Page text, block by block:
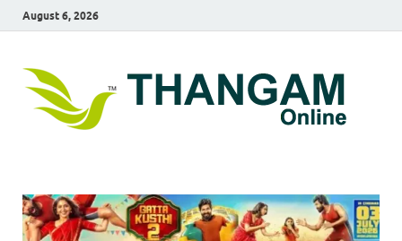
August 6, 2026